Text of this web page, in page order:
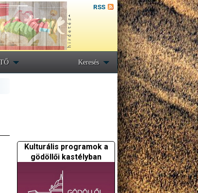
RSS
Keresés
Kulturális programok a
gödöllői kastélyban